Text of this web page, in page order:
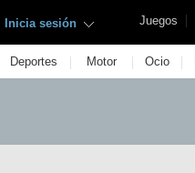
Juegos |
Inicia sesión
Deportes | Motor | Ocio |